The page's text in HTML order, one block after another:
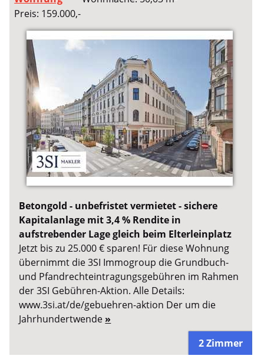
Preis: 159.000,-
Betongold - unbefristet vermietet - sichere
Kapitalanlage mit 3,4 % Rendite in
aufstrebender Lage gleich beim Elterleinplatz
Jetzt bis zu 25.000 € sparen! Für diese Wohnung
übernimmt die 3SI Immogroup die Grundbuch-
und Pfandrechteintragungsgebühren im Rahmen
der 3SI Gebühren-Aktion. Alle Details:
www.3si.at/de/gebuehren-aktion Der um die
Jahrhundertwende »
2 Zimmer